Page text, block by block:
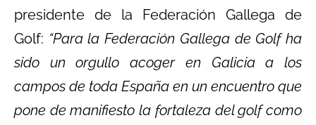
presidente de la Federación Gallega de
Golf: “Para la Federación Gallega de Golf ha
sido un orgullo acoger en Galicia a los
campos de toda España en un encuentro que
pone de manifiesto la fortaleza del golf como